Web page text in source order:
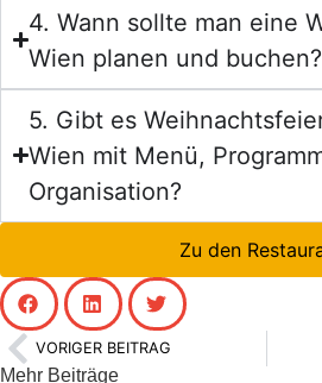
4. Wann sollte man eine
Wien planen und buchen?
5. Gibt es
Wien mit Menü,
Organisation?
Zu den
VORIGER BEITRAG
Mehr Beiträge